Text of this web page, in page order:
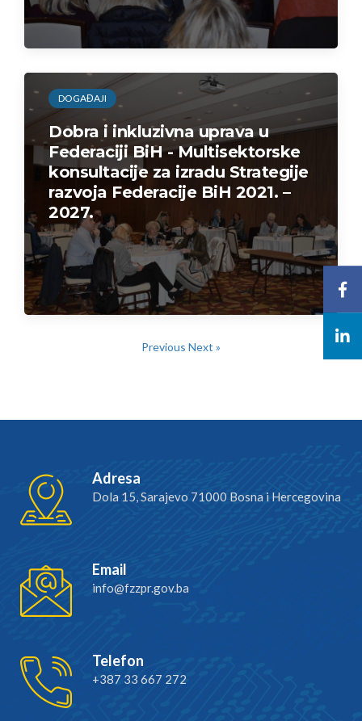
DOGAĐAJI
Dobra i inkluzivna uprava u
Federaciji BiH - Multisektorske
konsultacije za izradu Strategije
razvoja Federacije BiH 2021. –
2027.
Previous Next »
Adresa
Dola 15, Sarajevo 71000 Bosna i Hercegovina
Email
info@fzzpr.gov.ba
Telefon
+387 33 667 272